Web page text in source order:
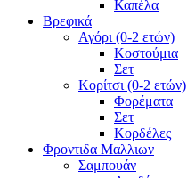
Καπέλα
Βρεφικά
Αγόρι (0-2 ετών)
Κοστούμια
Σετ
Κορίτσι (0-2 ετών)
Φορέματα
Σετ
Κορδέλες
Φροντιδα Μαλλιων
Σαμπουάν